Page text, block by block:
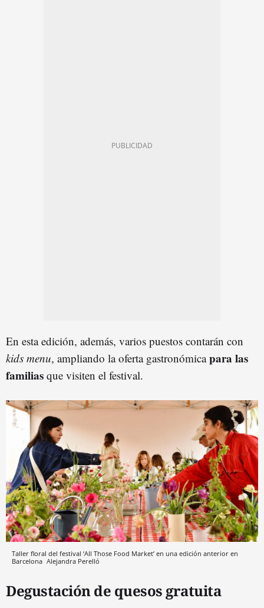
En esta edición, además, varios puestos contarán con
kids menu, ampliando la oferta gastronómicapara las
familias que visiten el festival.
Taller floral del festival ‘All Those Food Market’ en una edición anterior en
Barcelona Alejandra Perelló
Degustación de quesos gratuita